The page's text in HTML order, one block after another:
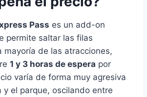
Pass es un add-on
permite saltar las filas
mayoría de las atracciones,
1 y 3 horas de espera por
varía de forma muy agresiva
y el parque, oscilando entre